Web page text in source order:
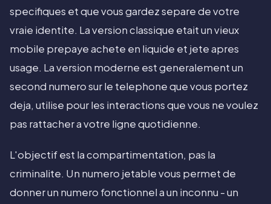
specifiques et que vous gardez separe de votre
vraie identite. La version classique etait un vieux
mobile prepaye achete en liquide et jete apres
usage. La version moderne est generalement un
second numero sur le telephone que vous portez
deja, utilise pour les interactions que vous ne voulez
pas rattacher a votre ligne quotidienne.
L'objectif est la compartimentation, pas la
criminalite. Un numero jetable vous permet de
donner un numero fonctionnel a un inconnu - un